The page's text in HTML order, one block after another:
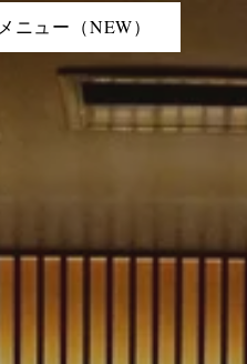
メニュー（NEW）